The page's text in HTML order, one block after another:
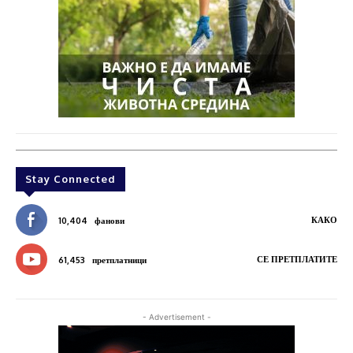
Stay Connected
10,404 фанови КАКО
61,453 претплатници СЕ ПРЕТПЛАТИТЕ
- Advertisement -